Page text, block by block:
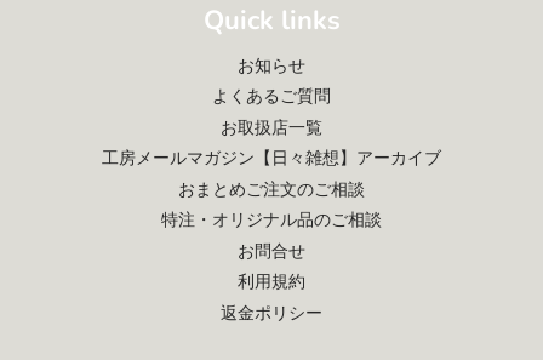
Quick links
お知らせ
よくあるご質問
お取扱店一覧
工房メールマガジン【日々雑想】アーカイブ
おまとめご注文のご相談
特注・オリジナル品のご相談
お問合せ
利用規約
返金ポリシー